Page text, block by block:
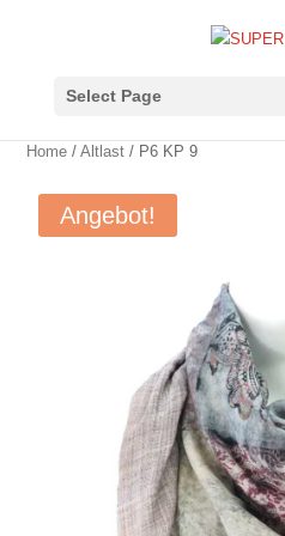
Select Page
Home / Altlast / P6 KP 9
Angebot!